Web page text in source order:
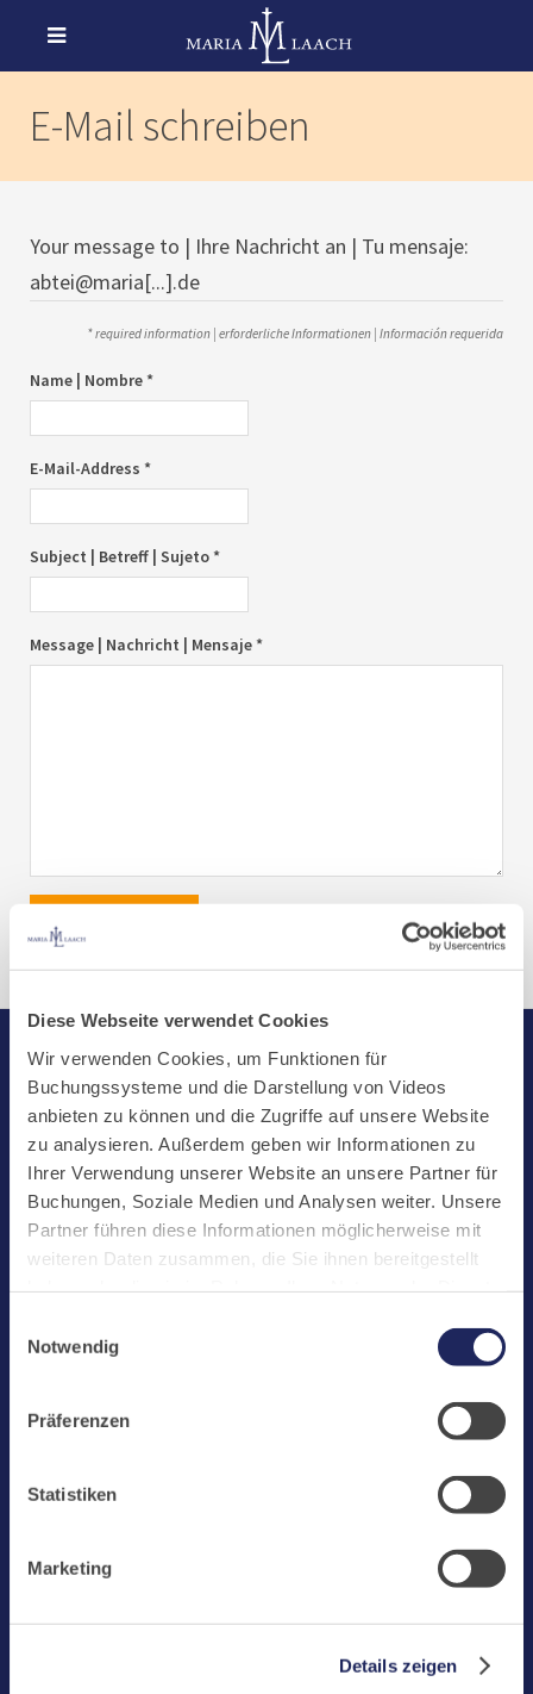
Diese Webseite verwendet Cookies
Wir verwenden Cookies, um Funktionen für
Buchungssysteme und die Darstellung von Videos
anbieten zu können und die Zugriffe auf unsere Website
zu analysieren. Außerdem geben wir Informationen zu
Ihrer Verwendung unserer Website an unsere Partner für
Buchungen, Soziale Medien und Analysen weiter. Unsere
Partner führen diese Informationen möglicherweise mit
weiteren Daten zusammen, die Sie ihnen bereitgestellt
challenges.cloudflare.com: Wir verwenden das online
Buchungssystem MEWS in unserem Hotel und unserem
übermittelt. Cookies von eu5.bookingkit.de: Wir
Buchungen von Bibliotheks- und Klosterführungen. Um
Buchungen durchführen zu können akzeptieren Sie bitte
Notwendig
Präferenzen
Statistiken
Marketing
Details zeigen
E-Mail schreiben
Your message to | Ihre Nachricht an | Tu mensaje:
abtei@maria[...].de
* required information | erforderliche Informationen | Información requerida
Name | Nombre *
E-Mail-Address *
Subject | Betreff | Sujeto *
Message | Nachricht | Mensaje *
Start
Aktuelles
Kloster
Klosterbetriebe
Spenden
Laacher See
Jobs